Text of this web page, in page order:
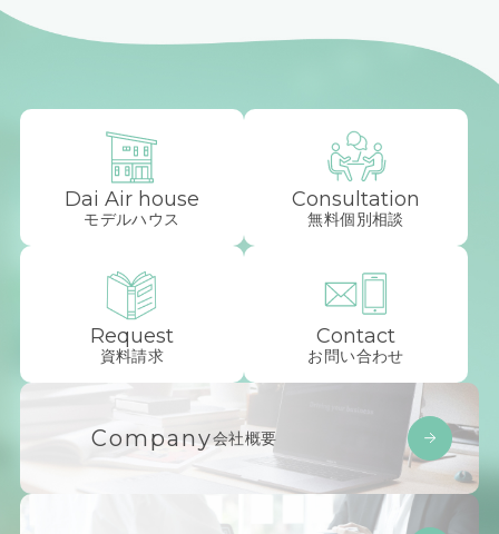
Dai Air house
モデルハウス
Consultation
無料個別相談
Request
資料請求
Contact
お問い合わせ
Company会社概要